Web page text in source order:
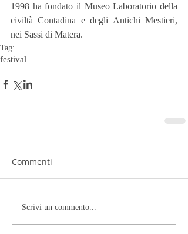
1998 ha fondato il Museo Laboratorio della
civiltà Contadina e degli Antichi Mestieri,
nei Sassi di Matera.
Tag:
festival
Commenti
Scrivi un commento...